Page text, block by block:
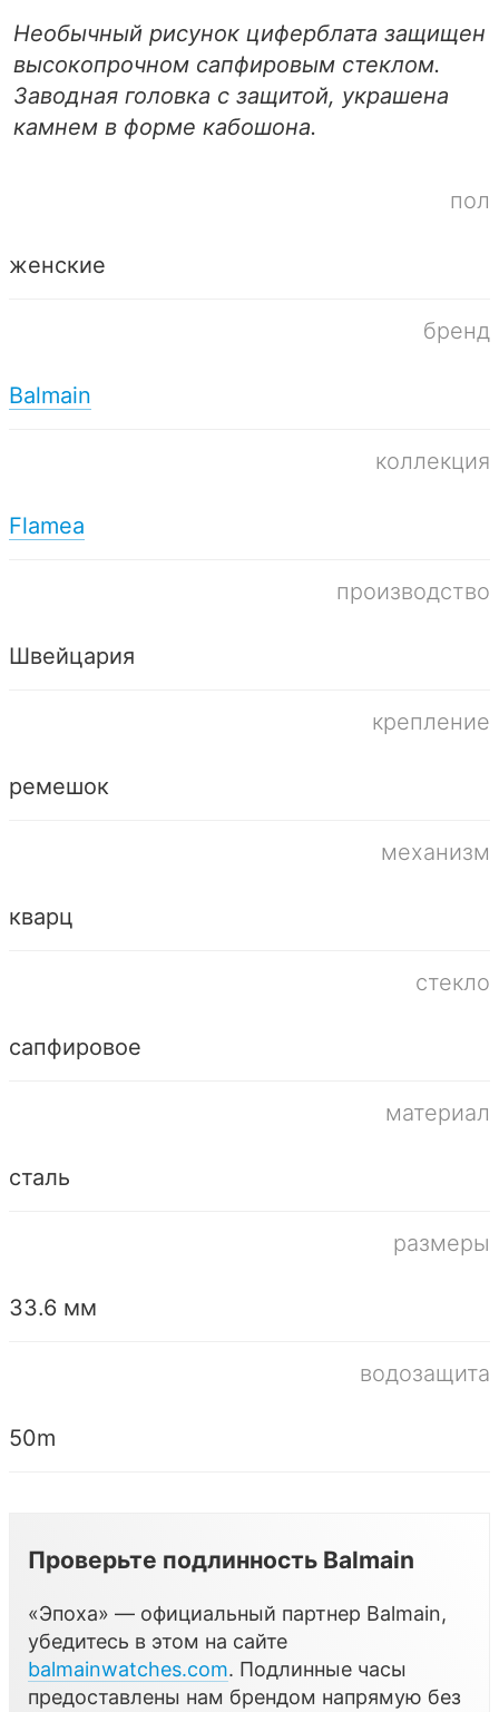
Необычный рисунок циферблата защищен
высокопрочном сапфировым стеклом.
Заводная головка с защитой, украшена
камнем в форме кабошона.
пол
женские
бренд
Balmain
коллекция
Flamea
производство
Швейцария
крепление
ремешок
механизм
кварц
стекло
сапфировое
материал
сталь
размеры
33.6 мм
водозащита
50m
Проверьте подлинность Balmain
«Эпоха» — официальный партнер Balmain,
убедитесь в этом на сайте
balmainwatches.com. Подлинные часы
предоставлены нам брендом напрямую без